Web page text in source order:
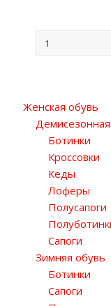
Женская обувь
Ботинки
Кроссовки
Кеды
Лоферы
Полусапоги
Сапоги
Зимняя обувь
Ботинки
Сапоги